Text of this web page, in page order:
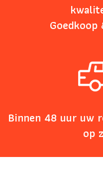
Binnen 48 uur uw
op